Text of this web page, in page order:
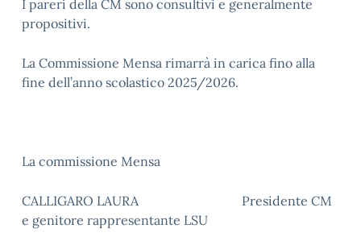
I pareri della CM sono consultivi e generalmente
propositivi.
La Commissione Mensa rimarrà in carica fino alla
fine dell’anno scolastico 2025/2026.
La commissione Mensa
CALLIGARO LAURA Presidente CM
e genitore rappresentante LSU